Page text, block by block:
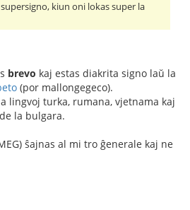
kiun oni lokas super la
brevo kaj estas diakrita signo laŭ la
(por mallongegeco).
lingvoj turka, rumana, vjetnama kaj
la bulgara.
ŝajnas al mi tro ĝenerale kaj ne